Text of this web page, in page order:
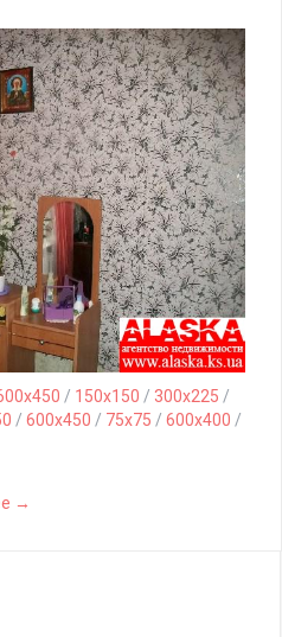
/ 150x150 / 300x225 /
/ 600x450 / 75x75 / 600x400 /
→